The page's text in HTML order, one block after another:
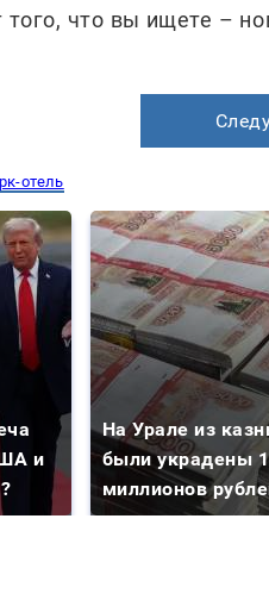
того, что вы ищете –
отель
и
На Урале из
были украдены
миллионов